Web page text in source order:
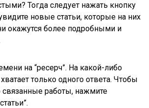
Тогда следует нажать кнопку
новые статьи, которые на них
окажутся более подробными и
на “ресерч”. На какой-либо
только одного ответа. Чтобы
связанные работы, нажмите